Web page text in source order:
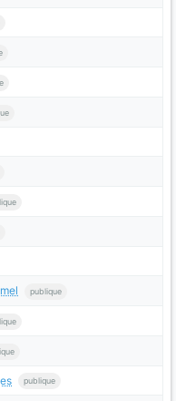
publique
publique